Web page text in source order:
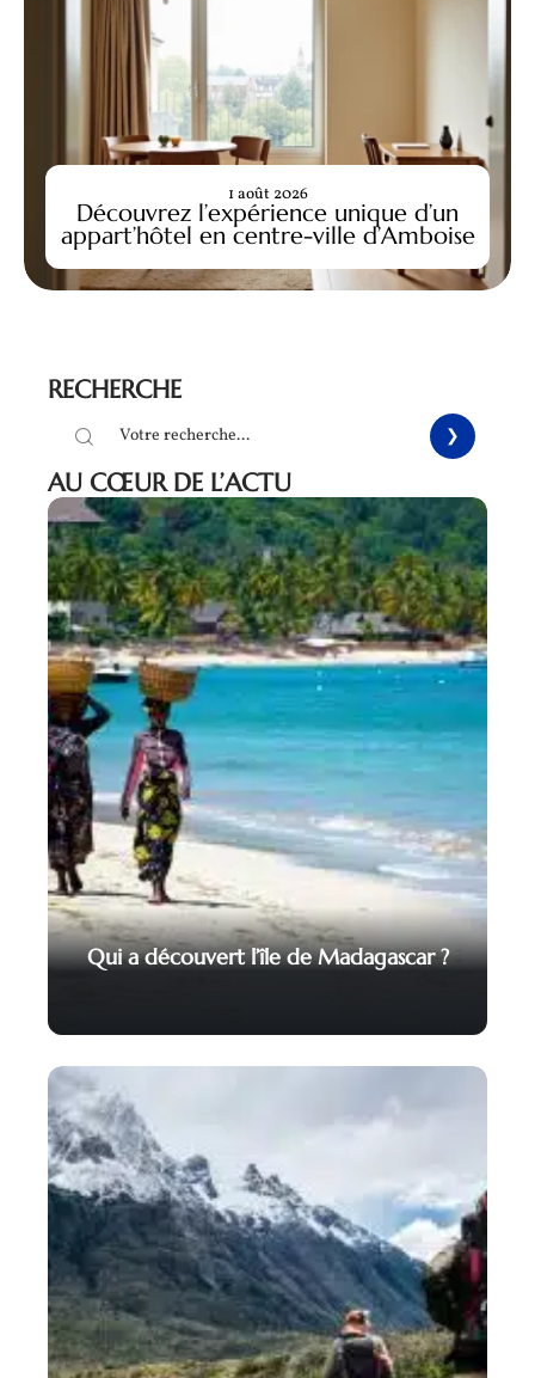
Découvrez l’expérience unique d’un
appart’hôtel en centre-ville d’Amboise
1 août 2026
RECHERCHE
AU CŒUR DE L’ACTU
Qui a découvert l’île de Madagascar ?